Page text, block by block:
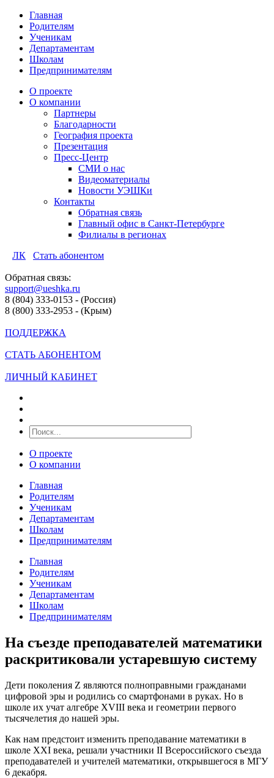
Главная
Родителям
Ученикам
Департаментам
Школам
Предпринимателям
О проекте
О компании
Партнеры
Благодарности
География проекта
Презентация
Пресс-Центр
СМИ о нас
Видеоматериалы
Новости УЭШКи
Контакты
Обратная связь
Главный офис в Санкт-Петербурге
Филиалы в регионах
ЛК
Стать абонентом
Обратная связь:
support@ueshka.ru
8 (804) 333-0153 - (Россия)
8 (800) 333-2953 - (Крым)
ПОДДЕРЖКА
СТАТЬ АБОНЕНТОМ
ЛИЧНЫЙ КАБИНЕТ
О проекте
О компании
Главная
Родителям
Ученикам
Департаментам
Школам
Предпринимателям
Главная
Родителям
Ученикам
Департаментам
Школам
Предпринимателям
На съезде преподавателей математики
раскритиковали устаревшую систему
Дети поколения Z являются полноправными гражданами
цифровой эры и родились со смартфонами в руках. Но в
школе их учат алгебре ХVIII века и геометрии первого
тысячелетия до нашей эры.
Как нам предстоит изменить преподавание математики в
школе ХХI века, решали участники II Всероссийского съезда
преподавателей и учителей математики, открывшегося в МГУ
6 декабря.